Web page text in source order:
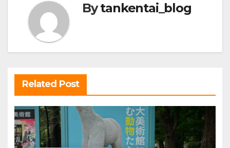
ゲ
ー
シ
ョ
ン
Bytankentai_blog
Related Post